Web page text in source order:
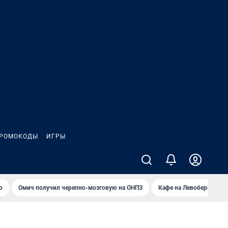
ИГРЫ
Омич получил черепно-мозговую на ОНПЗ Кафе на Левобережье